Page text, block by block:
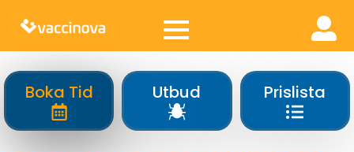
Boka Tid Utbud Prislista